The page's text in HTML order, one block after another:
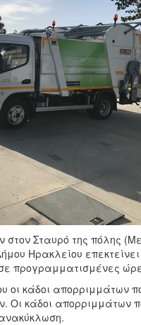
Σταυρό της πόλης
Ηρακλείου
προγραμματισμένες
οι κάδοι απορριμμάτων
Οι κάδοι απορριμμάτων